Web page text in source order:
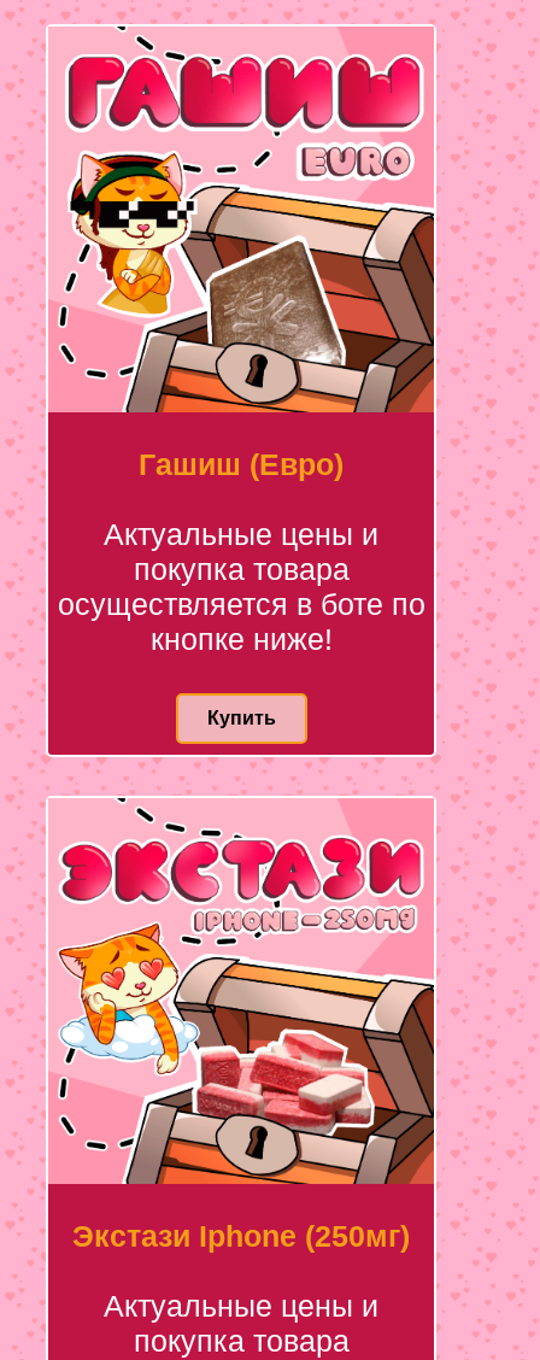
Гашиш (Евро)
Актуальные цены и
покупка товара
осуществляется в боте по
кнопке ниже!
Купить
Экстази Iphone (250мг)
Актуальные цены и
покупка товара